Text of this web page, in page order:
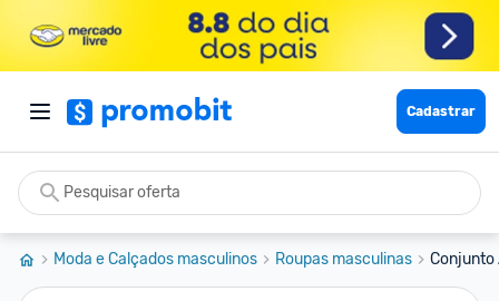
Cadastrar
Moda e Calçados masculinos Roupas masculinas Conjunto